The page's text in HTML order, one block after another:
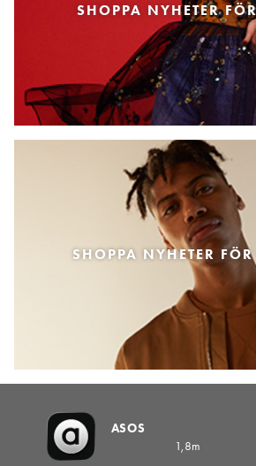
SHOPPA NYHETER
SHOPPA NYHETER FÖR
ASOS
1,8m